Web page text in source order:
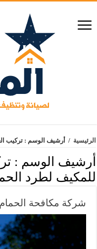
الرئيسية / أرشيف الوسم : تركيب
أرشيف الوسم :
للمكيف لطرد
شركة مكافحة